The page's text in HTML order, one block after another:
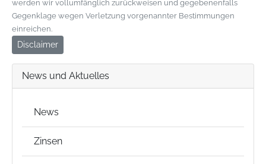
werden wir vollumfänglich zurückweisen und gegebenenfalls
Gegenklage wegen Verletzung vorgenannter Bestimmungen
einreichen.
Disclaimer
News und Aktuelles
News
Zinsen